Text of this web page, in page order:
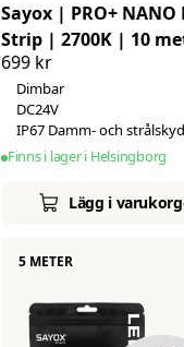
Sayox | PRO+ NANO
Strip | 2700K | 10
210 LEDs p/m | 24V |
10W p/m
699 kr
Dimbar
DC24V
IP67 Damm- och
Finns i lager i Helsingborg
Lägg i
5 METER